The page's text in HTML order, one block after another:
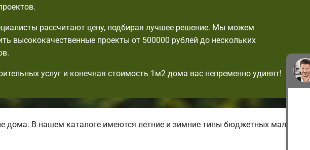
рассчитают цену, подбирая лучшее решение. Мы можем
высококачественные проекты от 500000 рублей до нескольких
услуг и конечная стоимость 1м2 дома вас непременно удивят!
дома. В нашем каталоге имеются летние и зимние типы бюджетных